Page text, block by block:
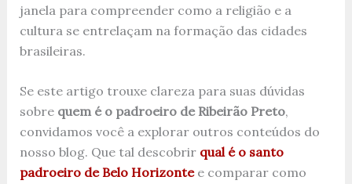
janela para compreender como a religião e a
cultura se entrelaçam na formação das cidades
brasileiras.
Se este artigo trouxe clareza para suas dúvidas
sobre quem é o padroeiro de Ribeirão Preto,
convidamos você a explorar outros conteúdos do
nosso blog. Que tal descobrir qual é o santo
padroeiro de Belo Horizontee comparar como